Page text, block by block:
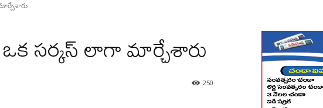
ఒక సర్కస్ లాగా మార్చేశారు
250